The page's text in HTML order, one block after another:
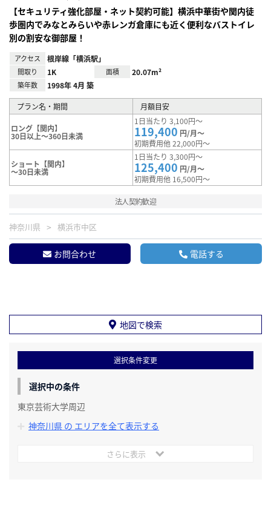
【セキュリティ強化部屋・ネット契約可能】横浜中華街や関内徒
歩圏内でみなとみらいや赤レンガ倉庫にも近く便利なバストイレ
別の割安な御部屋！
アクセス 根岸線「横浜駅」
間取り 1K 面積 20.07m²
築年数 1998年 4月 築
プラン名・期間 月額目安
ロング【関内】
30日以上～360日未満
1日当たり 3,100円～
119,400 円/月～
初期費用他 22,000円～
ショート【関内】
～30日未満
1日当たり 3,300円～
125,400 円/月～
初期費用他 16,500円～
法人契約歓迎
神奈川県 横浜市中区
お問合わせ 電話する
地図で検索
選択条件変更
選択中の条件
東京芸術大学周辺
神奈川県 の エリアを全て表示する
さらに表示